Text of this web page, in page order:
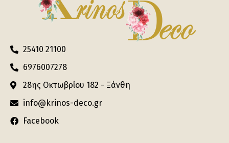
25410 21100
6976007278
28ης Οκτωβρίου 182 - Ξάνθη
info@krinos-deco.gr
Facebook